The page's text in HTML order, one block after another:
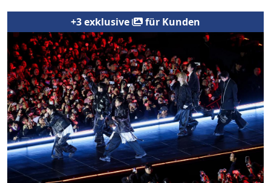
+3 exklusive für Kunden
Previous Next